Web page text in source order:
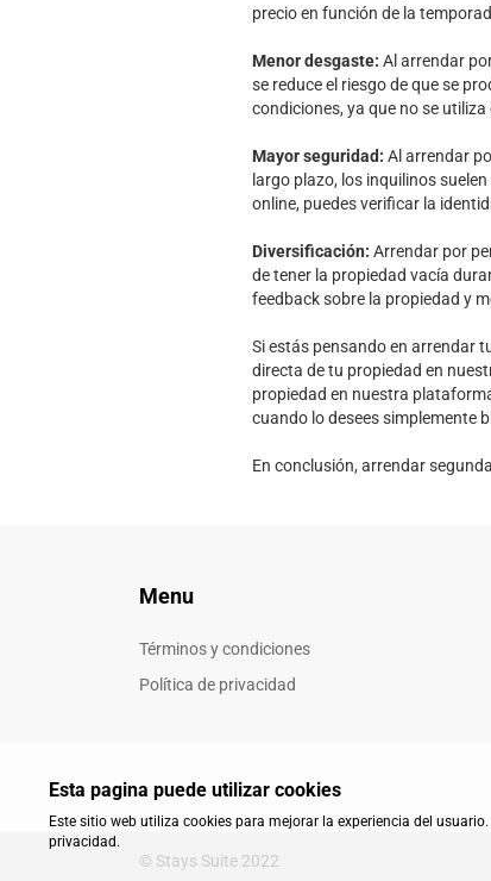
precio en función de la
Menor desgaste: Al arrendar
se reduce el riesgo de que se
condiciones, ya que no se
Mayor seguridad: Al arrendar
largo plazo, los inquilinos
online, puedes verificar la
Diversificación: Arrendar por
de tener la propiedad vacía
feedback sobre la propiedad y
Si estás pensando en arrendar
directa de tu propiedad en
propiedad en nuestra
cuando lo desees simplemente
En conclusión, arrendar
Menu
Términos y condiciones
Política de privacidad
© Stays Suite 2022
Esta pagina puede utilizar cookies
Este sitio web utiliza cookies para mejorar la experiencia del
privacidad.